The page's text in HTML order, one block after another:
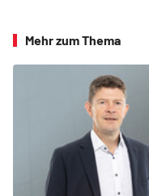
Mehr zum Thema